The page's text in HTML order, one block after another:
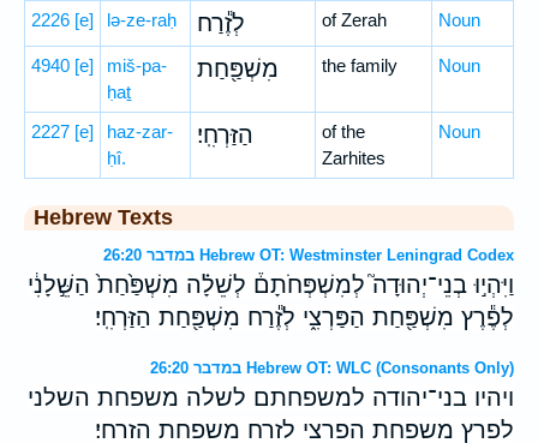
2226 [e] lə-ze-raḥ לְזֶ֕רַח of Zerah Noun
4940 [e]
miš-pa-
ḥaṯ
מִשְׁפַּ֖חַת the family Noun
2227 [e]
haz-zar-
ḥî.
הַזַּרְחִֽי׃
of the
Zarhites
Noun
Hebrew Texts
במדבר 26:20 Hebrew OT: Westminster Leningrad Codex
וַיִּהְי֣וּ בְנֵי־יְהוּדָה֮ לְמִשְׁפְּחֹתָם֒ לְשֵׁלָ֗ה מִשְׁפַּ֙חַת֙ הַשֵּׁ֣לָנִ֔י
לְפֶ֕רֶץ מִשְׁפַּ֖חַת הַפַּרְצִ֑י לְזֶ֕רַח מִשְׁפַּ֖חַת הַזַּרְחִֽי׃
במדבר 26:20 Hebrew OT: WLC (Consonants Only)
ויהיו בני־יהודה למשפחתם לשלה משפחת השלני
לפרץ משפחת הפרצי לזרח משפחת הזרחי׃